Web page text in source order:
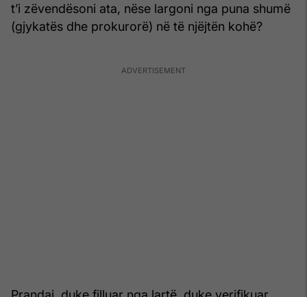
t’i zëvendësoni ata, nëse largoni nga puna shumë
(gjykatës dhe prokurorë) në të njëjtën kohë?